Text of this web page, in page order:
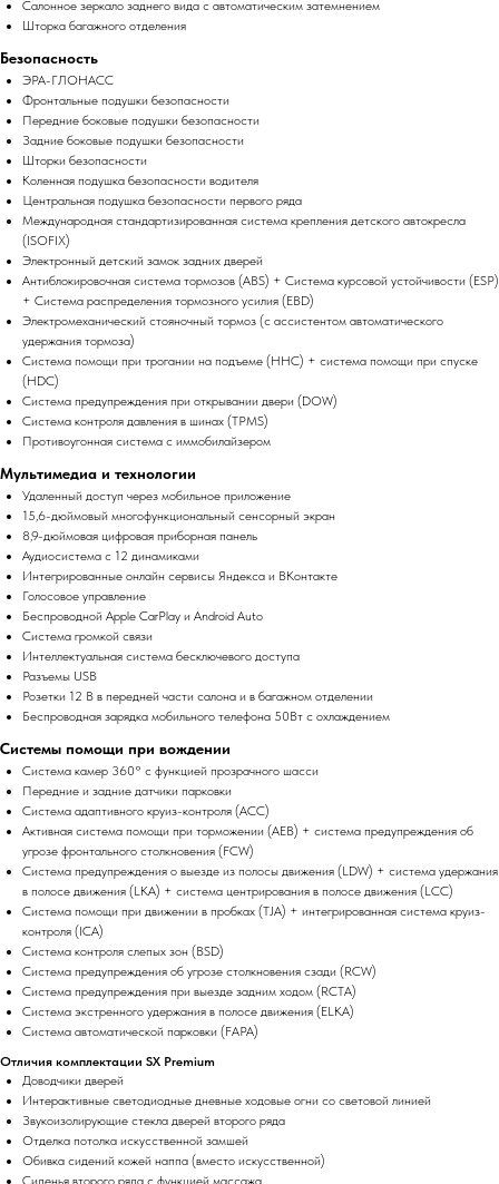
Салонное зеркало заднего вида с автоматическим затемнением
Шторка багажного отделения
Безопасность
ЭРА-ГЛОНАСС
Фронтальные подушки безопасности
Передние боковые подушки безопасности
Задние боковые подушки безопасности
Шторки безопасности
Коленная подушка безопасности водителя
Центральная подушка безопасности первого ряда
Международная стандартизированная система крепления детского автокресла
(ISOFIX)
Электронный детский замок задних дверей
Антиблокировочная система тормозов (ABS) + Система курсовой устойчивости (ESP)
+ Система распределения тормозного усилия (EBD)
Электромеханический стояночный тормоз (с ассистентом автоматического
удержания тормоза)
Система помощи при трогании на подъеме (HHC) + система помощи при спуске
(HDC)
Система предупреждения при открывании двери (DOW)
Система контроля давления в шинах (TPMS)
Противоугонная система с иммобилайзером
Мультимедиа и технологии
Удаленный доступ через мобильное приложение
15,6-дюймовый многофункциональный сенсорный экран
8,9-дюймовая цифровая приборная панель
Аудиосистема с 12 динамиками
Интегрированные онлайн сервисы Яндекса и ВКонтакте
Голосовое управление
Беспроводной Apple CarPlay и Android Auto
Система громкой связи
Интеллектуальная система бесключевого доступа
Разъемы USB
Розетки 12 В в передней части салона и в багажном отделении
Беспроводная зарядка мобильного телефона 50Вт с охлаждением
Системы помощи при вождении
Система камер 360° с функцией прозрачного шасси
Передние и задние датчики парковки
Система адаптивного круиз-контроля (ACC)
Активная система помощи при торможении (AEB) + система предупреждения об
угрозе фронтального столкновения (FCW)
Система предупреждения о выезде из полосы движения (LDW) + система удержания
в полосе движения (LKA) + система центрирования в полосе движения (LCC)
Система помощи при движении в пробках (TJA) + интегрированная система круиз-
контроля (ICA)
Система контроля слепых зон (BSD)
Система предупреждения об угрозе столкновения сзади (RCW)
Система предупреждения при выезде задним ходом (RCTA)
Система экстренного удержания в полосе движения (ELKA)
Система автоматической парковки (FAPA)
Отличия комплектации SX Premium
Доводчики дверей
Интерактивные светодиодные дневные ходовые огни со световой линией
Звукоизолирующие стекла дверей второго ряда
Отделка потолка искусственной замшей
Обивка сидений кожей наппа (вместо искусственной)
Сиденья второго ряда с функцией массажа